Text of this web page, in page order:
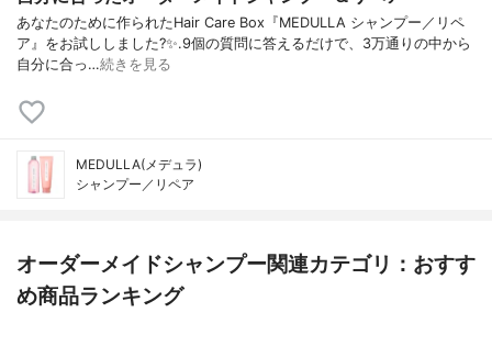
あなたのために作られたHair Care Box『MEDULLA シャンプー／リペ
ア』をお試ししました?✨.9個の質問に答えるだけで、3万通りの中から
自分に合っ…続きを見る
MEDULLA(メデュラ)
シャンプー／リペア
オーダーメイドシャンプー関連カテゴリ：おすす
め商品ランキング